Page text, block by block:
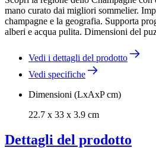
mano curato dai migliori sommelier.
champagne e la geografia. Supporta
alberi e acqua pulita. Dimensioni del
Vedi i dettagli del prodotto
Vedi specifiche
Dimensioni (LxAxP cm)
22.7 x 33 x 3.9 cm
Dettagli del prodotto